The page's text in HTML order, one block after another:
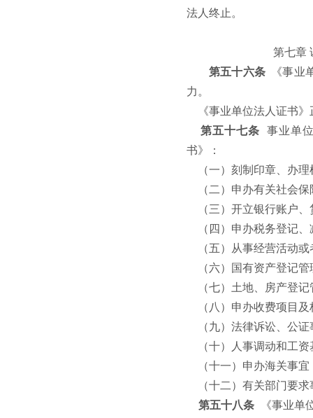
法人终止。
第七章
第五十六条
《事
力。
《事业单位法人证书
第五十七条
事业单
书》：
（一）刻制印章、办
（二）申办有关社会
（三）开立银行账户
（四）申办税务登记
（五）从事经营活动
（六）国有资产登记
（七）土地、房产登
（八）申办收费项目
（九）法律诉讼、公
（十）人事调动和工
（十一）申办海关事宜
（十二）有关部门要
第五十八条
《事业